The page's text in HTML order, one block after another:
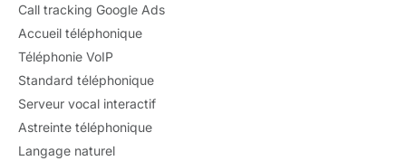
Call tracking Google Ads
Accueil téléphonique
Téléphonie VoIP
Standard téléphonique
Serveur vocal interactif
Astreinte téléphonique
Langage naturel